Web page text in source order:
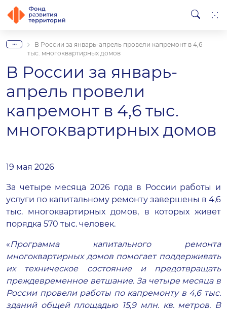
...
В России за январь-апрель провели капремонт в 4,6
тыс. многоквартирных домов
В России за январь-
апрель провели
капремонт в 4,6 тыс.
многоквартирных домов
19 мая 2026
За четыре месяца 2026 года в России работы и
услуги по капитальному ремонту завершены в 4,6
тыс. многоквартирных домов, в которых живет
порядка 570 тыс. человек.
«Программа капитального ремонта
многоквартирных домов помогает поддерживать
их техническое состояние и предотвращать
преждевременное ветшание. За четыре месяца в
России провели работы по капремонту в 4,6 тыс.
зданий общей площадью 15,9 млн. кв. метров. В